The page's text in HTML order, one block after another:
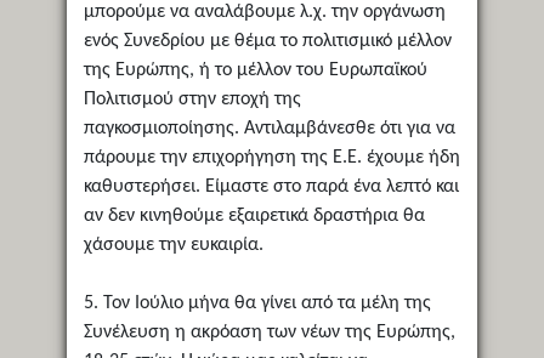
μπορούμε να αναλάβουμε λ.χ. την οργάνωση
ενός Συνεδρίου με θέμα το πολιτισμικό μέλλον
της Ευρώπης, ή το μέλλον του Ευρωπαϊκού
Πολιτισμού στην εποχή της
παγκοσμιοποίησης. Αντιλαμβάνεσθε ότι για να
πάρουμε την επιχορήγηση της Ε.Ε. έχουμε ήδη
καθυστερήσει. Είμαστε στο παρά ένα λεπτό και
αν δεν κινηθούμε εξαιρετικά δραστήρια θα
χάσουμε την ευκαιρία.
5. Τον Ιούλιο μήνα θα γίνει από τα μέλη της
Συνέλευση η ακρόαση των νέων της Ευρώπης,